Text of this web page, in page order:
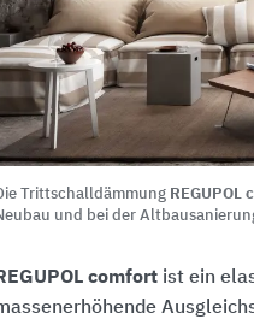
Trittschalldämmung REGUPOL
und bei der
comfortist ein